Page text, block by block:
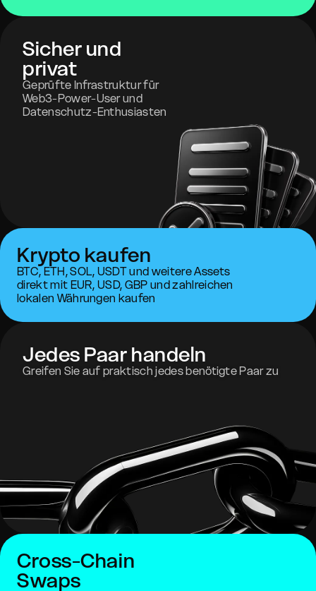
Sicher und
privat
Geprüfte Infrastruktur für
Web3-Power-User und
Datenschutz-Enthusiasten
Jedes Paar handeln
Greifen Sie auf praktisch jedes benötigte Paar zu
Krypto kaufen
BTC, ETH, SOL, USDT und weitere Assets
direkt mit EUR, USD, GBP und zahlreichen
lokalen Währungen kaufen
Cross-Chain
Swaps